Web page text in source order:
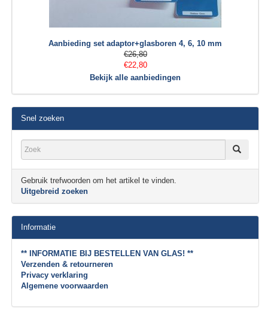
Aanbieding set adaptor+glasboren 4, 6, 10 mm
€26,80
€22,80
Bekijk alle aanbiedingen
Snel zoeken
Gebruik trefwoorden om het artikel te vinden.
Uitgebreid zoeken
Informatie
** INFORMATIE BIJ BESTELLEN VAN GLAS! **
Verzenden & retourneren
Privacy verklaring
Algemene voorwaarden